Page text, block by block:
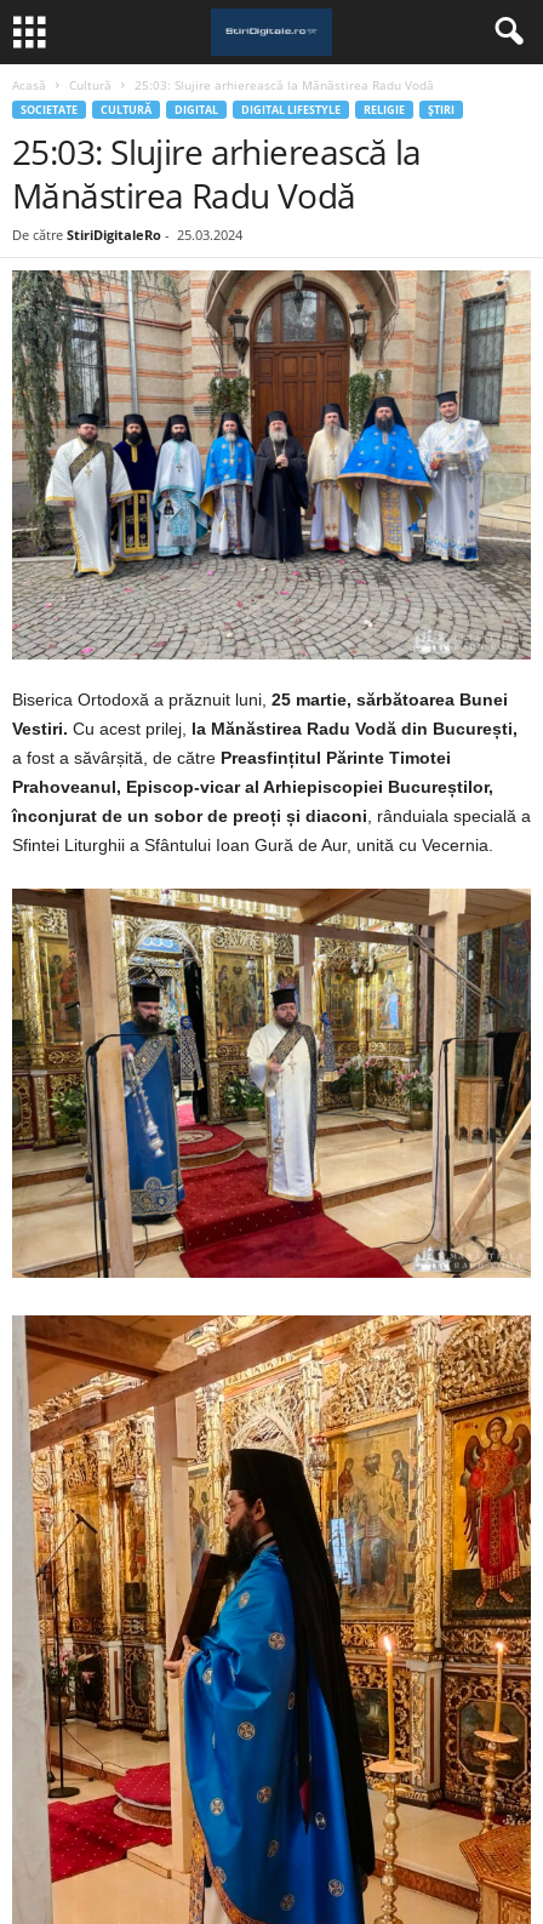
Acasă Cultură 25:03: Slujire arhierească la Mănăstirea Radu Vodă
SOCIETATE CULTURĂ DIGITAL DIGITAL LIFESTYLE RELIGIE ȘTIRI
25:03: Slujire arhierească la
Mănăstirea Radu Vodă
De către StiriDigitaleRo - 25.03.2024
Biserica Ortodoxă a prăznuit luni, 25 martie, sărbătoarea Bunei
Vestiri. Cu acest prilej, la Mănăstirea Radu Vodă din București,
a fost a săvârșită, de către Preasfințitul Părinte Timotei
Prahoveanul, Episcop-vicar al Arhi­episcopiei Bucureștilor,
înconjurat de un sobor de preoți și diaconi , rânduiala specială a
Sfintei Liturghii a Sfântului Ioan Gură de Aur, unită cu Vecernia.